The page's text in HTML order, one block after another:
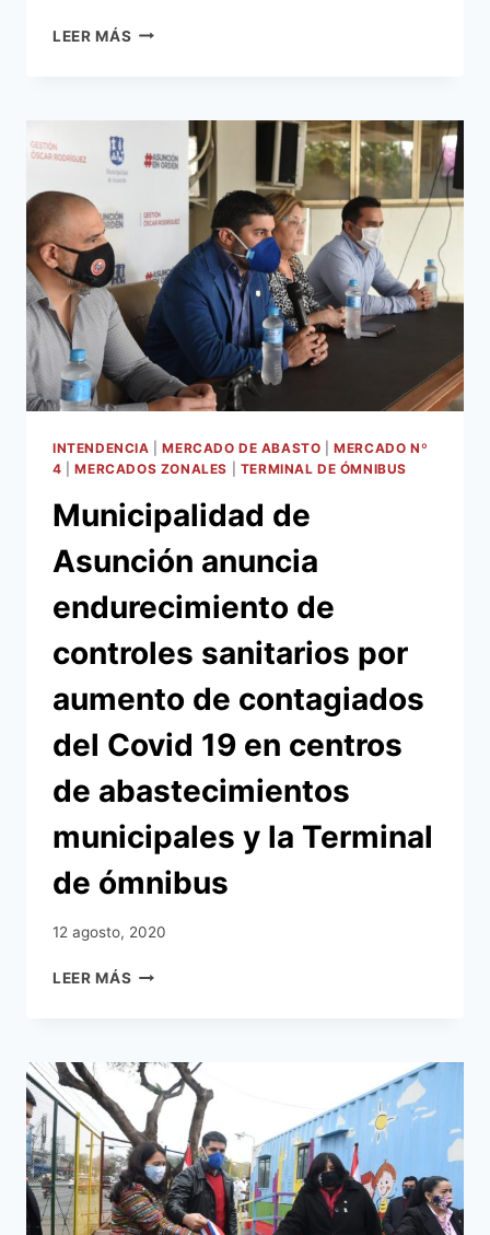
LEER MÁS PARA
DEL
VENIDERO
ESTARÁ
CONCLUIDA
PRIMERA
ETAPA
LAS
OBRAS
DE
REMODELACIÓN
LA
TERMINAL
ÓMNIBUS
ASUNCIÓN
INTENDENCIA |MERCADO DE ABASTO |MERCADO Nº
4 |MERCADOS ZONALES TERMINAL DE ÓMNIBUS
Municipalidad de
Asunción anuncia
endurecimiento de
controles sanitarios por
aumento de contagiados
del Covid 19 en centros
de abastecimientos
municipales y la Terminal
de ómnibus
12 agosto, 2020
LEER MÁS MUNICIPALIDAD
ENDURECIMIENTO
DE
CONTROLES
SANITARIOS
POR
AUMENTO
DE
CONTAGIADOS